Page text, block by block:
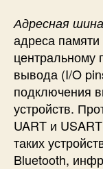
Адресная шина
адреса
центральному
вывода (I/O
подключения
устройств.
UART и
таких
Bluetooth,